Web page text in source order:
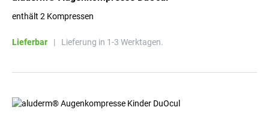
enthält 2 Kompressen
Lieferbar | Lieferung in 1-3 Werktagen.